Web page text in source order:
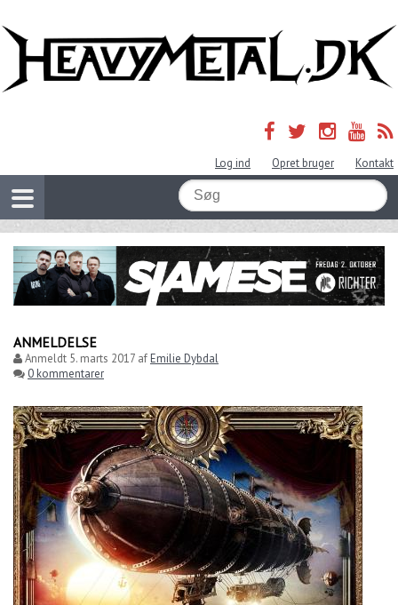
Log ind Opret bruger Kontakt
ANMELDELSE
Anmeldt 5. marts 2017 afEmilie Dybdal
0 kommentarer